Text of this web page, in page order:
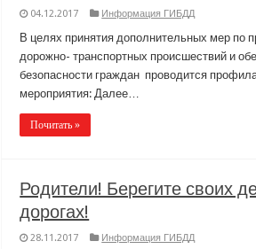
04.12.2017 Информация ГИБДД
В целях принятия дополнительных мер по
дорожно- транспортных происшествий и
безопасности граждан проводится
мероприятия: Далее…
Почитать »
Родители! Берегите своих
дорогах!
28.11.2017 Информация ГИБДД